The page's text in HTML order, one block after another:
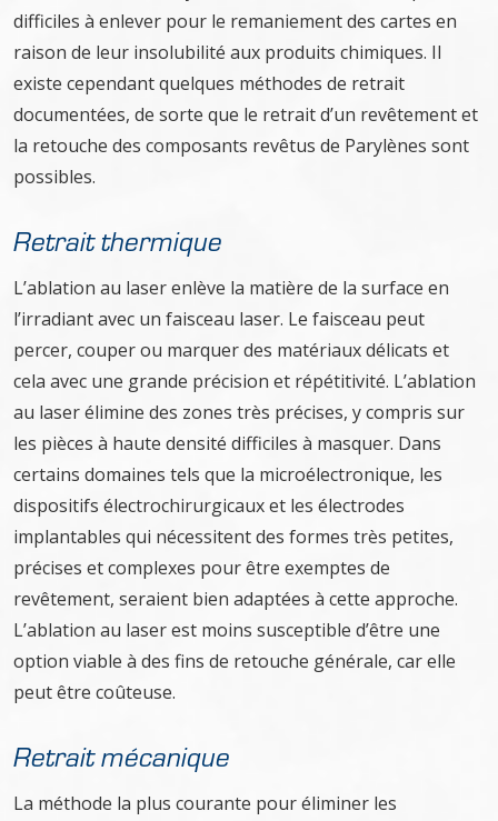
difficiles à enlever pour le remaniement des cartes en
raison de leur insolubilité aux produits chimiques. Il
existe cependant quelques méthodes de retrait
documentées, de sorte que le retrait d’un revêtement et
la retouche des composants revêtus de Parylènes sont
possibles.
Retrait thermique
L’ablation au laser enlève la matière de la surface en
l’irradiant avec un faisceau laser. Le faisceau peut
percer, couper ou marquer des matériaux délicats et
cela avec une grande précision et répétitivité. L’ablation
au laser élimine des zones très précises, y compris sur
les pièces à haute densité difficiles à masquer. Dans
certains domaines tels que la microélectronique, les
dispositifs électrochirurgicaux et les électrodes
implantables qui nécessitent des formes très petites,
précises et complexes pour être exemptes de
revêtement, seraient bien adaptées à cette approche.
L’ablation au laser est moins susceptible d’être une
option viable à des fins de retouche générale, car elle
peut être coûteuse.
Retrait mécanique
La méthode la plus courante pour éliminer les